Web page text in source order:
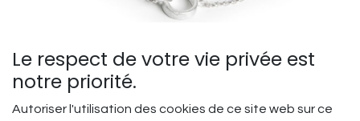
Le respect de votre vie privée est
notre priorité.
Autoriser l'utilisation des cookies de ce site web sur ce